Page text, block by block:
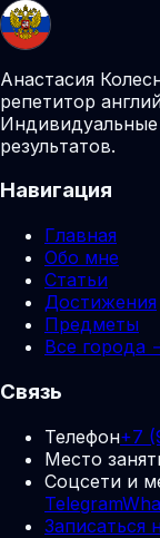
Анастасия
репетитор
результатов.
Навигация
Главная
Обо мне
Статьи
Достижения
Предметы
Все города
Связь
Телефон+7
Место
Соцсети и
Telegram
Записаться